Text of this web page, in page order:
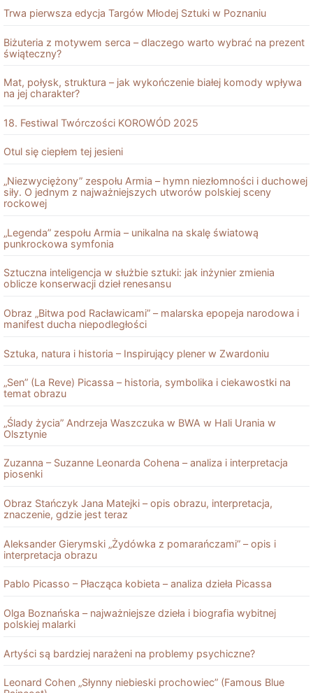
Trwa pierwsza edycja Targów Młodej Sztuki w Poznaniu
Biżuteria z motywem serca – dlaczego warto wybrać na prezent
świąteczny?
Mat, połysk, struktura – jak wykończenie białej komody wpływa
na jej charakter?
18. Festiwal Twórczości KOROWÓD 2025
Otul się ciepłem tej jesieni
„Niezwyciężony” zespołu Armia – hymn niezłomności i duchowej
siły. O jednym z najważniejszych utworów polskiej sceny
rockowej
„Legenda” zespołu Armia – unikalna na skalę światową
punkrockowa symfonia
Sztuczna inteligencja w służbie sztuki: jak inżynier zmienia
oblicze konserwacji dzieł renesansu
Obraz „Bitwa pod Racławicami” – malarska epopeja narodowa i
manifest ducha niepodległości
Sztuka, natura i historia – Inspirujący plener w Zwardoniu
„Sen” (La Reve) Picassa – historia, symbolika i ciekawostki na
temat obrazu
„Ślady życia” Andrzeja Waszczuka w BWA w Hali Urania w
Olsztynie
Zuzanna – Suzanne Leonarda Cohena – analiza i interpretacja
piosenki
Obraz Stańczyk Jana Matejki – opis obrazu, interpretacja,
znaczenie, gdzie jest teraz
Aleksander Gierymski „Żydówka z pomarańczami” – opis i
interpretacja obrazu
Pablo Picasso – Płacząca kobieta – analiza dzieła Picassa
Olga Boznańska – najważniejsze dzieła i biografia wybitnej
polskiej malarki
Artyści są bardziej narażeni na problemy psychiczne?
Leonard Cohen „Słynny niebieski prochowiec” (Famous Blue